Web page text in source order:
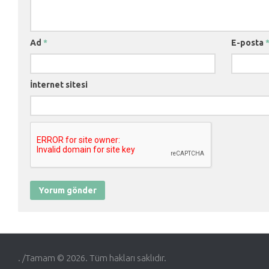
Ad * E-posta *
İnternet sitesi
. /Tamam © 2026. Tüm hakları saklıdır.